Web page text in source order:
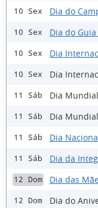
10 Sex Dia do
10 Sex Dia do
10 Sex Dia
10 Sex Dia
11 Sáb Dia
11 Sáb Dia
11 Sáb Dia
11 Sáb Dia da
12 Dom Dia das
12 Dom Dia do